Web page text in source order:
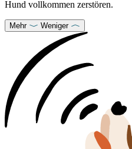
Hund vollkommen zerstören.
Mehr Weniger